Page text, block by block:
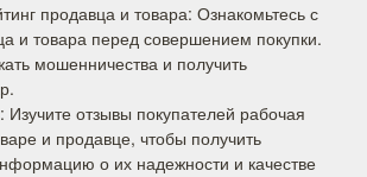
продавца и товара: Ознакомьтесь с
и товара перед совершением покупки.
мошенничества и получить
Изучите отзывы покупателей рабочая
и продавце, чтобы получить
о их надежности и качестве